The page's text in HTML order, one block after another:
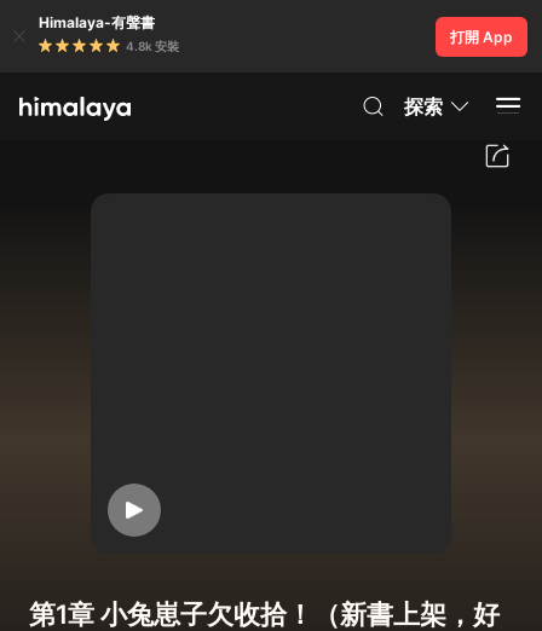
Himalaya-有聲書
4.8k 安裝
打開 App
探索
第1章 小兔崽子欠收拾！（新書上架，好